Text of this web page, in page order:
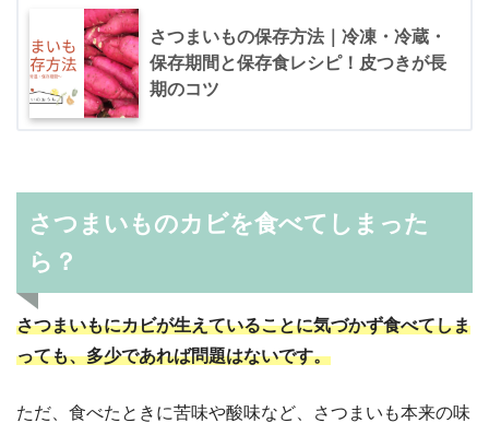
さつまいもの保存方法｜冷凍・冷蔵・
保存期間と保存食レシピ！皮つきが長
期のコツ
さつまいものカビを食べてしまった
ら？
さつまいもにカビが生えていることに気づかず食べてしま
っても、多少であれば問題はないです。
ただ、食べたときに苦味や酸味など、さつまいも本来の味